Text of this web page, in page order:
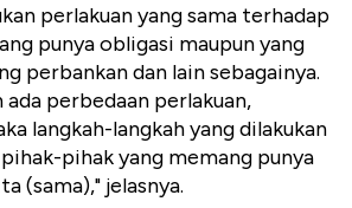
perlakuan yang sama terhadap
punya obligasi maupun yang
perbankan dan lain sebagainya.
perbedaan perlakuan,
langkah-langkah yang dilakukan
pihak yang memang punya
(sama)," jelasnya.